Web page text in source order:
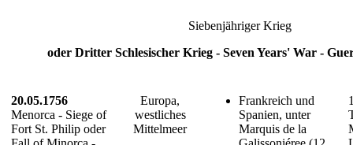
Siebenjähriger Krieg
oder Dritter Schlesischer Krieg - Seven Years' War -
20.05.1756
Menorca - Siege of
Fort St. Philip oder
Europa,
westliches
Mittelmeer
Frankreich und
Spanien, unter
Marquis de la